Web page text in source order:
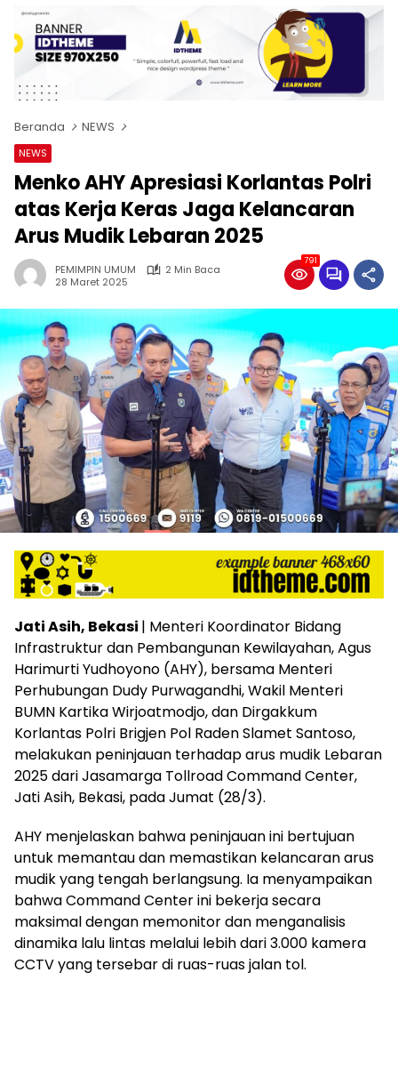
Beranda NEWS
NEWS
Menko AHY Apresiasi Korlantas Polri
atas Kerja Keras Jaga Kelancaran
Arus Mudik Lebaran 2025
PEMIMPIN UMUM
2 Min Baca
28 Maret 2025
791
Jati Asih, Bekasi | Menteri Koordinator Bidang
Infrastruktur dan Pembangunan Kewilayahan, Agus
Harimurti Yudhoyono (AHY), bersama Menteri
Perhubungan Dudy Purwagandhi, Wakil Menteri
BUMN Kartika Wirjoatmodjo, dan Dirgakkum
Korlantas Polri Brigjen Pol Raden Slamet Santoso,
melakukan peninjauan terhadap arus mudik Lebaran
2025 dari Jasamarga Tollroad Command Center,
Jati Asih, Bekasi, pada Jumat (28/3).
AHY menjelaskan bahwa peninjauan ini bertujuan
untuk memantau dan memastikan kelancaran arus
mudik yang tengah berlangsung. Ia menyampaikan
bahwa Command Center ini bekerja secara
maksimal dengan memonitor dan menganalisis
dinamika lalu lintas melalui lebih dari 3.000 kamera
CCTV yang tersebar di ruas-ruas jalan tol.